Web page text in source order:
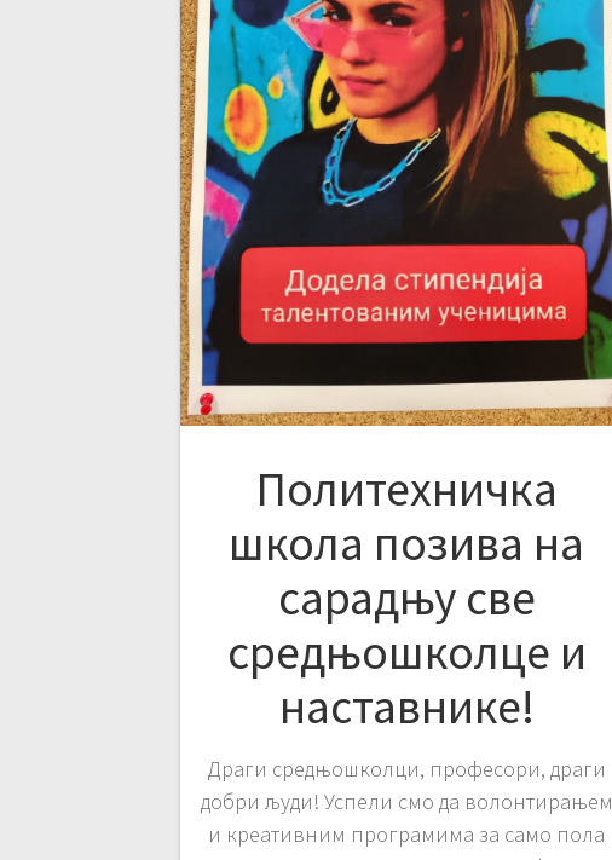
Политехничка
школа позива на
сарадњу све
средњошколце и
наставнике!
Драги средњошколци, професори, драги
добри људи! Успели смо да волонтирањем
и креативним програмима за само пола